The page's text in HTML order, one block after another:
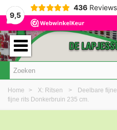
9,5
436 Reviews
Home > X: Ritsen > Deelbare
fijne rits Donkerbruin 235 cm.